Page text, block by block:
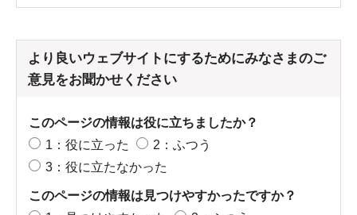
より良いウェブサイトにするためにみなさまのご
意見をお聞かせください
このページの情報は役に立ちましたか？
1：役に立った
2：ふつう
3：役に立たなかった
このページの情報は見つけやすかったですか？